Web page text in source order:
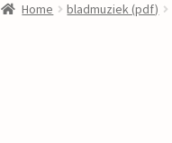
Home bladmuziek (pdf)